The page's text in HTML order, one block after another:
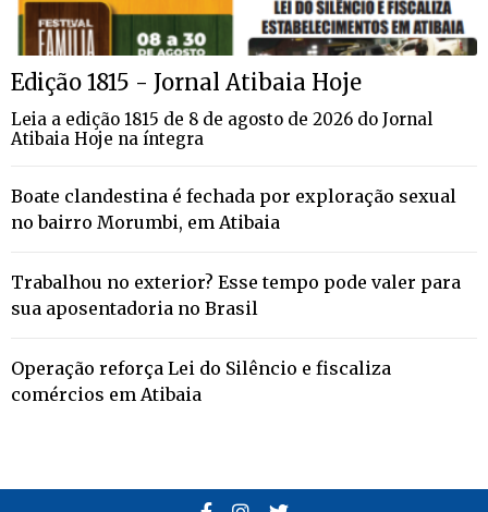
Edição 1815 - Jornal Atibaia Hoje
Leia a edição 1815 de 8 de agosto de 2026 do Jornal
Atibaia Hoje na íntegra
Boate clandestina é fechada por exploração sexual
no bairro Morumbi, em Atibaia
Trabalhou no exterior? Esse tempo pode valer para
sua aposentadoria no Brasil
Operação reforça Lei do Silêncio e fiscaliza
comércios em Atibaia